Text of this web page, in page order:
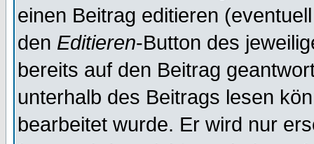
einen Beitrag editieren
den Editieren-Button des
bereits auf den Beitrag
unterhalb des Beitrags lesen
bearbeitet wurde. Er wird nur